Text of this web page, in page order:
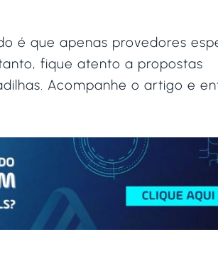
é que apenas provedores
fique atento a propostas
Acompanhe o artigo e